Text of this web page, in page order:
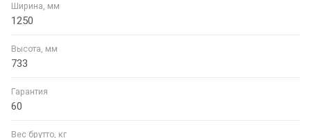
Ширина, мм
1250
Высота, мм
733
Гарантия
60
Вес брутто, кг